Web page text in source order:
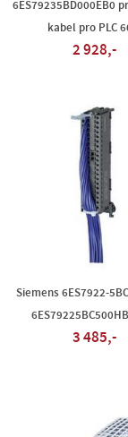
6ES79235BD000EB0
kabel pro PLC
2 928,-
Siemens 6ES7922-
3 485,-